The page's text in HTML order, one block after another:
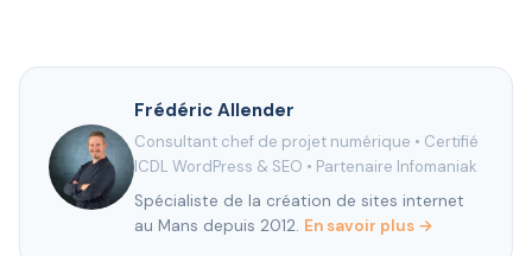
Frédéric Allender
Consultant chef de projet numérique • Certifié
ICDL WordPress & SEO • Partenaire Infomaniak
Spécialiste de la création de sites internet
au Mans depuis 2012. En savoir plus →